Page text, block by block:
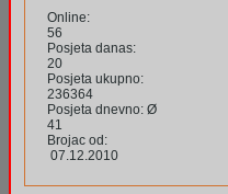
Online:
56
Posjeta danas:
20
Posjeta ukupno:
236364
Posjeta dnevno: Ø
41
Brojac od:
07.12.2010